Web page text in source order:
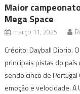
Maior
Mega Space
março 11, 2025
Crédito: Dayball Diorio.
principais pistas do
sendo cinco de
emoção e velocidade.